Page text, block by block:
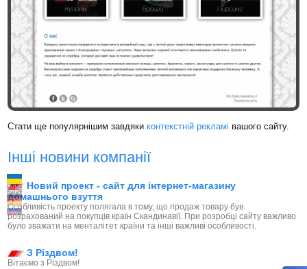
Стати ще популярнішим завдякиконтекстній рекламі вашого сайту.
Інші новини компанії
Новий проект - сайт для інтернет-магазину
домашнього взуття
Особливість проекту полягала в тому, що продаж товару був
розрахований на покупців країн Скандинавії. При розробці сайту важливо
було зважати на менталітет країни та інші важливі особливості.
З Різдвом!
Вітаємо з Різдвом!